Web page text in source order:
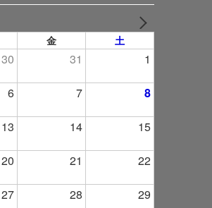
金 土
30 31 1
6 7 8
13 14 15
20 21 22
27 28 29